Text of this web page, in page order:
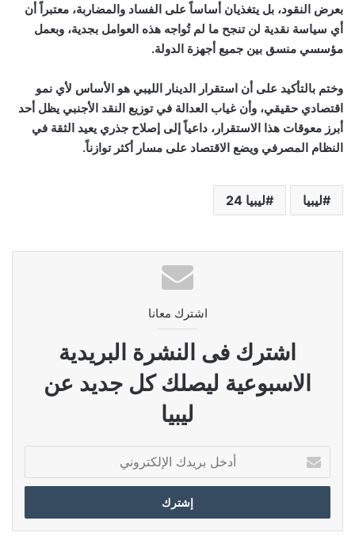
بعرض النقود، بل يتغذيان أساساً على الفساد والمضاربة، معتبراً أن
أي سياسة نقدية لن تنجح ما لم تُواجه هذه العوامل بجدية، وبعمل
مؤسسي منسق بين جميع أجهزة الدولة.
وختم بالتأكيد على أن استقرار الدينار الليبي هو الأساس لأي نمو
اقتصادي حقيقي، وأن غياب العدالة في توزيع النقد الأجنبي يظل أحد
أبرز معوقات هذا الاستقرار، داعياً إلى إصلاح جذري يعيد الثقة في
النظام المصرفي ويضع الاقتصاد على مسار أكثر توازناً.
ليبيا ليبيا 24
اشترك معانا
اشترك فى النشرة البريدية
الاسبوعية ليصلك كل جديد عن
ليبيا
بريدك
الإلكتروني